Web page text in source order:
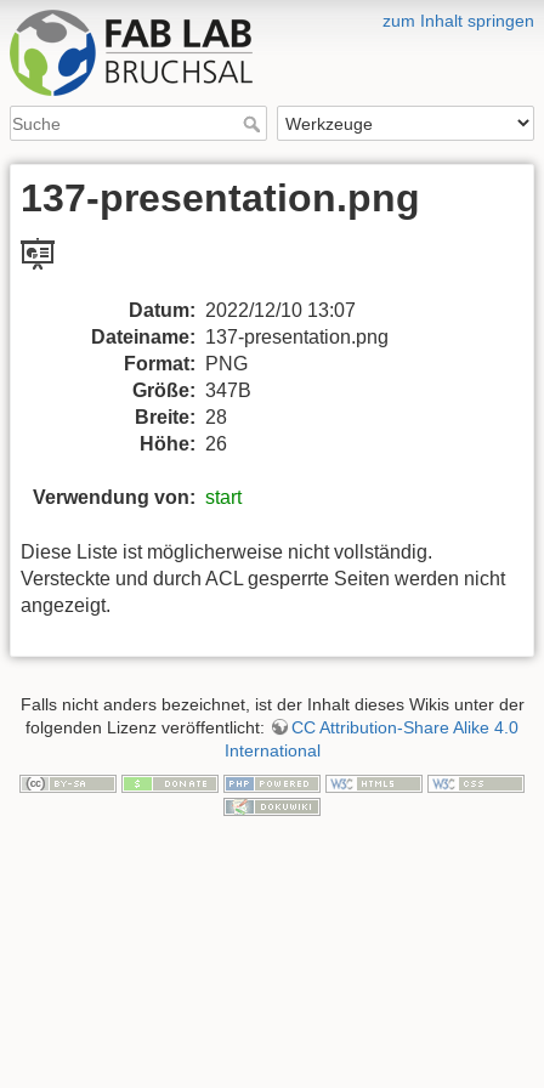
zum Inhalt springen
137-presentation.png
Datum: 2022/12/10 13:07
Dateiname: 137-presentation.png
Format:
PNG
Größe: 347B
Breite: 28
Höhe: 26
Verwendung von: start
Diese Liste ist möglicherweise nicht vollständig.
Versteckte und durch ACL gesperrte Seiten werden nicht
angezeigt.
Falls nicht anders bezeichnet, ist der Inhalt dieses Wikis unter der
folgenden Lizenz veröffentlicht:
CC Attribution-Share Alike 4.0
International